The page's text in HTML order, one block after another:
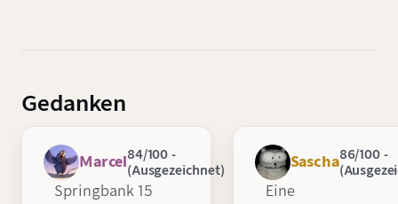
Gedanken
Marcel84/100 -
(Ausgezeichnet)
Springbank 15
Sascha86/100 -
Eine